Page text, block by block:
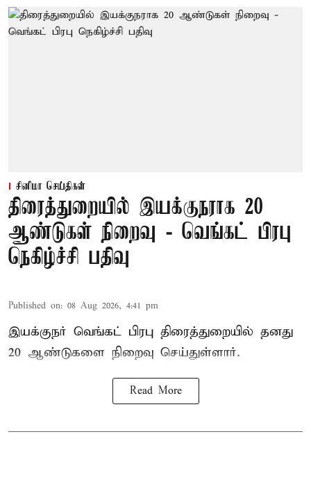
சினிமா செய்திகள்
திரைத்துறையில் இயக்குநராக 20
ஆண்டுகள் நிறைவு - வெங்கட் பிரபு
நெகிழ்ச்சி பதிவு
Published on: 08 Aug 2026, 4:41 pm
இயக்குநர் வெங்கட் பிரபு திரைத்துறையில் தனது
20 ஆண்டுகளை நிறைவு செய்துள்ளார்.
Read More